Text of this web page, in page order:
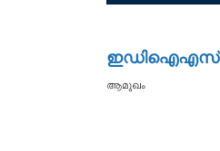
ഇഡിഐഎസ്
ആമുഖം